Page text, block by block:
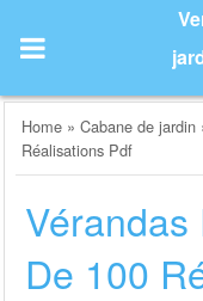
content
Home »Cabane de jardin
Réalisations Pdf
Vérandas
De 100